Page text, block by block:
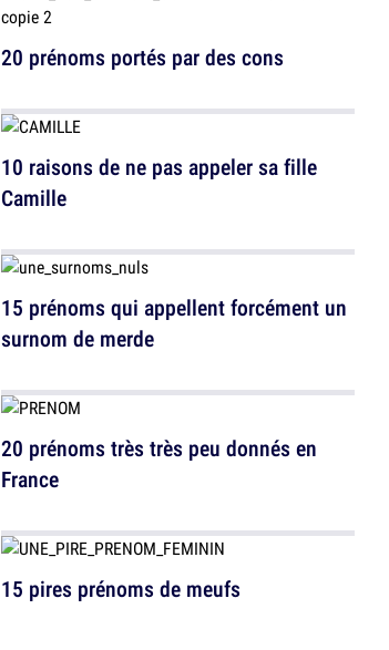
20 prénoms portés par des cons
10 raisons de ne pas appeler sa fille
Camille
15 prénoms qui appellent forcément un
surnom de merde
20 prénoms très très peu donnés en
France
15 pires prénoms de meufs